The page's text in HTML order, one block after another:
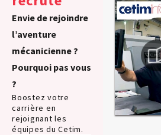
Envie de rejoindre
l’aventure
mécanicienne ?
Pourquoi pas vous
?
Boostez votre
carrière en
rejoignant les
équipes du Cetim.